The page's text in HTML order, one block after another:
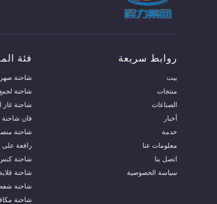
روابط سريعة
بيت
منتجات
الصناعات
أخبار
خدمة
معلومات عنا
اتصل بنا
سياسة الخصوصية
فئة
شاحنة
شاحنة
شاحنة غاز
فان شاحنة
شاحنة
رافعة
شاحنة
شاحنة قلابة
شاحنة
شاحنة